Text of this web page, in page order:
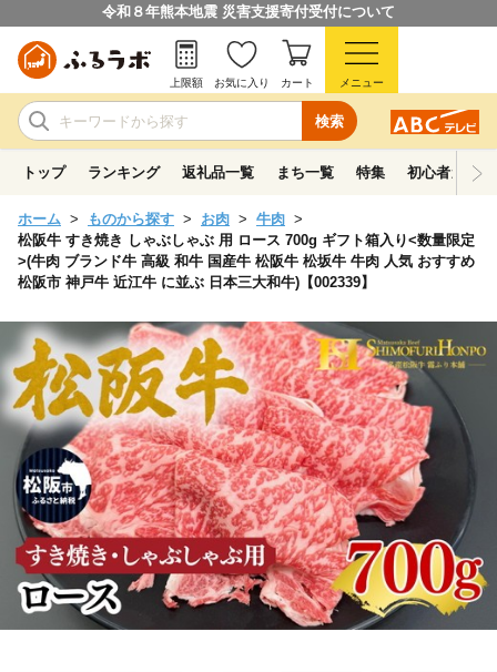
令和８年熊本地震 災害支援寄付受付について
検索
上限額 お気に入り カート メニュー
トップ ランキング 返礼品一覧 まち一覧 特集 初心者ガイド
ホーム ものから探す お肉
牛肉
松阪牛 すき焼き しゃぶしゃぶ 用 ロース 700g ギフト箱入り<数量限定
>(牛肉 ブランド牛 高級 和牛 国産牛 松阪牛 松坂牛 牛肉 人気 おすすめ
松阪市 神戸牛 近江牛 に並ぶ 日本三大和牛)【002339】